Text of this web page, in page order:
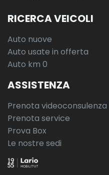
RICERCA VEICOLI
Auto nuove
Auto usate in offerta
Auto km 0
ASSISTENZA
Prenota videoconsulenza
Prenota service
Prova Box
Le nostre sedi